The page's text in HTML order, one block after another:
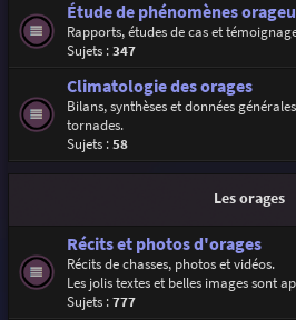
Étude de phénomènes
Rapports, études de cas et
Sujets :347
Climatologie des orages
Bilans, synthèses et données
tornades.
Sujets :58
Les orages
Récits et photos d'orages
Récits de chasses, photos et vidéos.
Les jolis textes et belles images sont
Sujets :777